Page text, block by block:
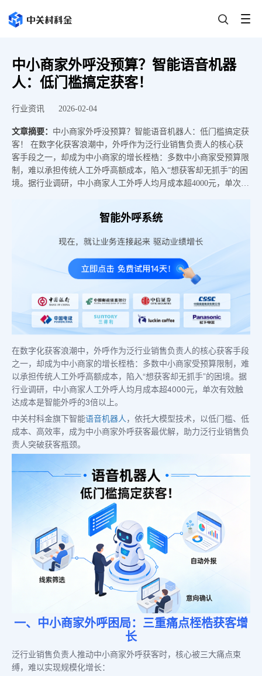
中小商家外呼没预算？智能语音机器
人：低门槛搞定获客！
行业资讯 2026-02-04
文章摘要： 中小商家外呼没预算？智能语音机器人：低门槛搞定获
客！ 在数字化获客浪潮中，外呼作为泛行业销售负责人的核心获
客手段之一，却成为中小商家的增长桎梏：多数中小商家受预算限
制，难以承担传统人工外呼高额成本，陷入“想获客却无抓手”的困
境。据行业调研，中小商家人工外呼人均月成本超4000元，单次有
外呼获客最优解，助力泛行业销售负责人突破获客瓶颈。
智能外呼系统
在数字化获客浪潮中，外呼作为泛行业销售负责人的核心获客手段
之一，却成为中小商家的增长桎梏：多数中小商家受预算限制，难
以承担传统人工外呼高额成本，陷入“想获客却无抓手”的困境。据
行业调研，中小商家人工外呼人均月成本超4000元，单次有效触
达成本是智能外呼的3倍以上。
中关村科金旗下智能语音机器人 ，依托大模型技术，以低门槛、低
成本、高效率，成为中小商家外呼获客最优解，助力泛行业销售负
责人突破获客瓶颈。
一、中小商家外呼困局：三重痛点桎梏获客增
长
泛行业销售负责人推动中小商家外呼获客时，核心被三大痛点束
缚，难以实现规模化增长：